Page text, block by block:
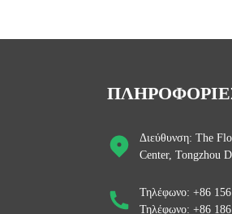
Διεύθυνση: The
Center, Tongzhou
Τηλέφωνο: +86
Τηλέφωνο: +86